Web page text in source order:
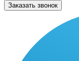
Заказать звонок